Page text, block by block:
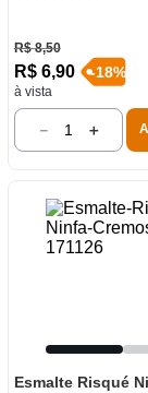
R$ 8,50
R$ 6,90
à vista
-18%
＋
－
Esmalte Risqué